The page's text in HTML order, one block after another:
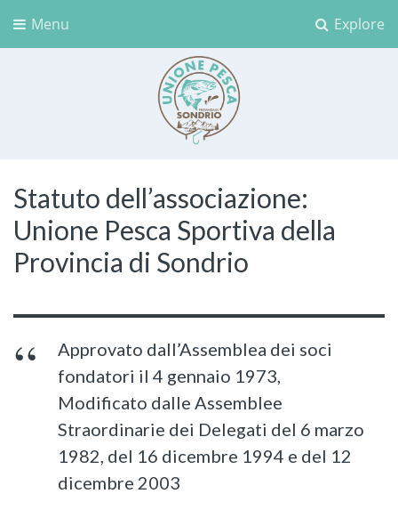
Explore
Menu
Statuto dell’associazione:
Unione Pesca Sportiva della
Provincia di Sondrio
Approvato dall’Assemblea dei soci
fondatori il 4 gennaio 1973,
Modificato dalle Assemblee
Straordinarie dei Delegati del 6 marzo
1982, del 16 dicembre 1994 e del 12
dicembre 2003